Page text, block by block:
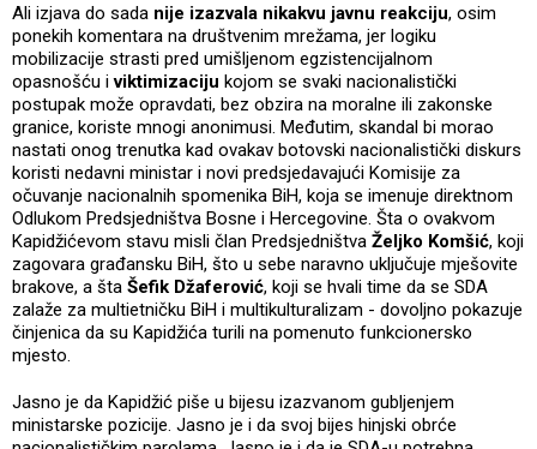
Ali izjava do sada nije izazvala nikakvu javnu reakciju, osim
ponekih komentara na društvenim mrežama, jer logiku
mobilizacije strasti pred umišljenom egzistencijalnom
opasnošću iviktimizaciju kojom se svaki nacionalistički
postupak može opravdati, bez obzira na moralne ili zakonske
granice, koriste mnogi anonimusi. Međutim, skandal bi morao
nastati onog trenutka kad ovakav botovski nacionalistički diskurs
koristi nedavni ministar i novi predsjedavajući Komisije za
očuvanje nacionalnih spomenika BiH, koja se imenuje direktnom
Odlukom Predsjedništva Bosne i Hercegovine. Šta o ovakvom
Kapidžićevom stavu misli član Predsjedništva Željko Komšić, koji
zagovara građansku BiH, što u sebe naravno uključuje mješovite
brakove, a šta Šefik Džaferović, koji se hvali time da se SDA
zalaže za multietničku BiH i multikulturalizam - dovoljno pokazuje
činjenica da su Kapidžića turili na pomenuto funkcionersko
mjesto.
Jasno je da Kapidžić piše u bijesu izazvanom gubljenjem
ministarske pozicije. Jasno je i da svoj bijes hinjski obrće